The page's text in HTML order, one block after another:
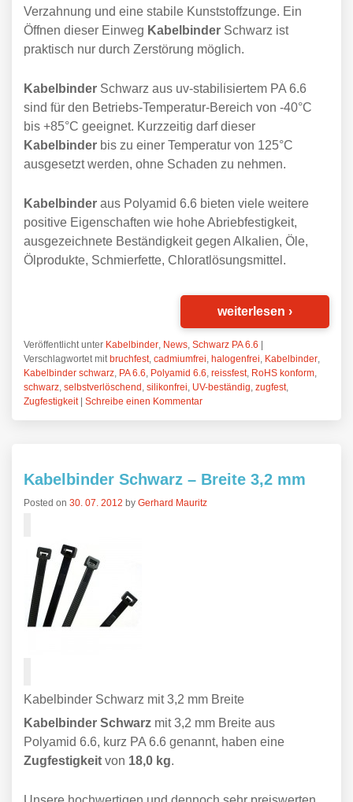
Verzahnung und eine stabile Kunststoffzunge. Ein
Öffnen dieser Einweg Kabelbinder Schwarz ist
praktisch nur durch Zerstörung möglich.
Kabelbinder Schwarz aus uv-stabilisiertem PA 6.6
sind für den Betriebs-Temperatur-Bereich von -40°C
bis +85°C geeignet. Kurzzeitig darf dieser
Kabelbinder bis zu einer Temperatur von 125°C
ausgesetzt werden, ohne Schaden zu nehmen.
Kabelbinder aus Polyamid 6.6 bieten viele weitere
positive Eigenschaften wie hohe Abriebfestigkeit,
ausgezeichnete Beständigkeit gegen Alkalien, Öle,
Ölprodukte, Schmierfette, Chloratlösungsmittel.
weiterlesen ›
Veröffentlicht unter Kabelbinder, News, Schwarz PA 6.6 |
Verschlagwortet mit bruchfest, cadmiumfrei, halogenfrei, Kabelbinder,
Kabelbinder schwarz, PA 6.6, Polyamid 6.6, reissfest, RoHS konform,
schwarz, selbstverlöschend, silikonfrei, UV-beständig, zugfest,
Zugfestigkeit | Schreibe einen Kommentar
Kabelbinder Schwarz – Breite 3,2 mm
Posted on 30. 07. 2012 by Gerhard Mauritz
Kabelbinder Schwarz mit 3,2 mm Breite
Kabelbinder Schwarz mit 3,2 mm Breite aus
Polyamid 6.6, kurz PA 6.6 genannt, haben eine
Zugfestigkeit von 18,0 kg.